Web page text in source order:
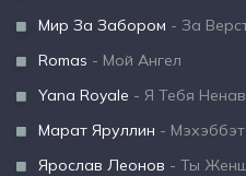
Мир За Забором - За
Romas - Мой Ангел
Yana Royale - Я Тебя
Марат Яруллин -
Ярослав Леонов - Ты